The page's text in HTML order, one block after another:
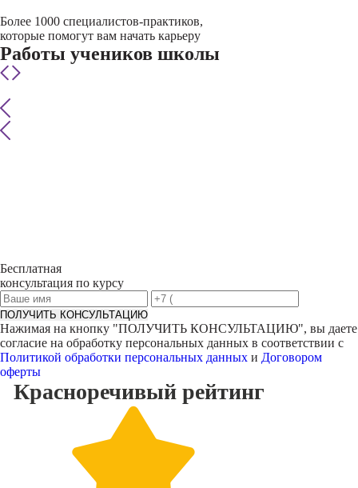
Более 1000 специалистов-практиков,
которые помогут вам начать карьеру
Работы учеников школы
Бесплатная
консультация по курсу
ПОЛУЧИТЬ КОНСУЛЬТАЦИЮ
Нажимая на кнопку "ПОЛУЧИТЬ КОНСУЛЬТАЦИЮ", вы даете
согласие на обработку персональных данных в соответствии с
Политикой обработки персональных данных и Договором
оферты
Красноречивый рейтинг